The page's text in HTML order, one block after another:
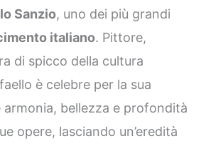
Sanzio, uno dei più grandi
italiano. Pittore,
di spicco della cultura
è celebre per la sua
armonia, bellezza e profondità
opere, lasciando un’eredità